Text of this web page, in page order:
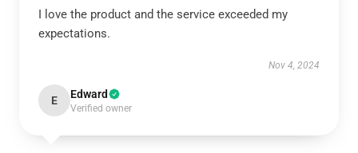
I love the product and the service exceeded my
expectations.
Nov 4, 2024
E Edward
Verified owner